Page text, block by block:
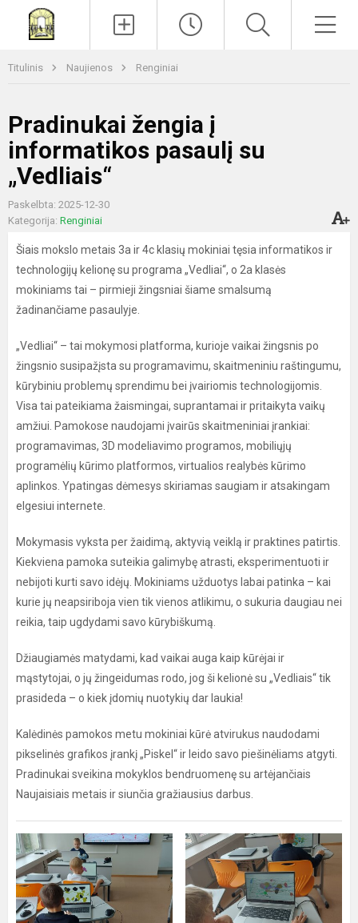
Titulinis Naujienos Renginiai
Pradinukai žengia į
informatikos pasaulį su
„Vedliais“
Paskelbta: 2025-12-30
Kategorija: Renginiai
Šiais mokslo metais 3a ir 4c klasių mokiniai tęsia informatikos ir
technologijų kelionę su programa „Vedliai“, o 2a klasės
mokiniams tai – pirmieji žingsniai šiame smalsumą
žadinančiame pasaulyje.
„Vedliai“ – tai mokymosi platforma, kurioje vaikai žingsnis po
žingsnio susipažįsta su programavimu, skaitmeniniu raštingumu,
kūrybiniu problemų sprendimu bei įvairiomis technologijomis.
Visa tai pateikiama žaismingai, suprantamai ir pritaikyta vaikų
amžiui. Pamokose naudojami įvairūs skaitmeniniai įrankiai:
programavimas, 3D modeliavimo programos, mobiliųjų
programėlių kūrimo platformos, virtualios realybės kūrimo
aplinkos. Ypatingas dėmesys skiriamas saugiam ir atsakingam
elgesiui internete.
Mokymasis vyksta per žaidimą, aktyvią veiklą ir praktines patirtis.
Kiekviena pamoka suteikia galimybę atrasti, eksperimentuoti ir
nebijoti kurti savo idėjų. Mokiniams užduotys labai patinka – kai
kurie jų neapsiriboja vien tik vienos atlikimu, o sukuria daugiau nei
reikia, taip ugdydami savo kūrybiškumą.
Džiaugiamės matydami, kad vaikai auga kaip kūrėjai ir
mąstytojai, o jų žingeidumas rodo, jog ši kelionė su „Vedliais“ tik
prasideda – o kiek įdomių nuotykių dar laukia!
Kalėdinės pamokos metu mokiniai kūrė atvirukus naudodami
pikselinės grafikos įrankį „Piskel“ ir leido savo piešinėliams atgyti.
Pradinukai sveikina mokyklos bendruomenę su artėjančiais
Naujaisiais metais ir siunčia gražiausius darbus.